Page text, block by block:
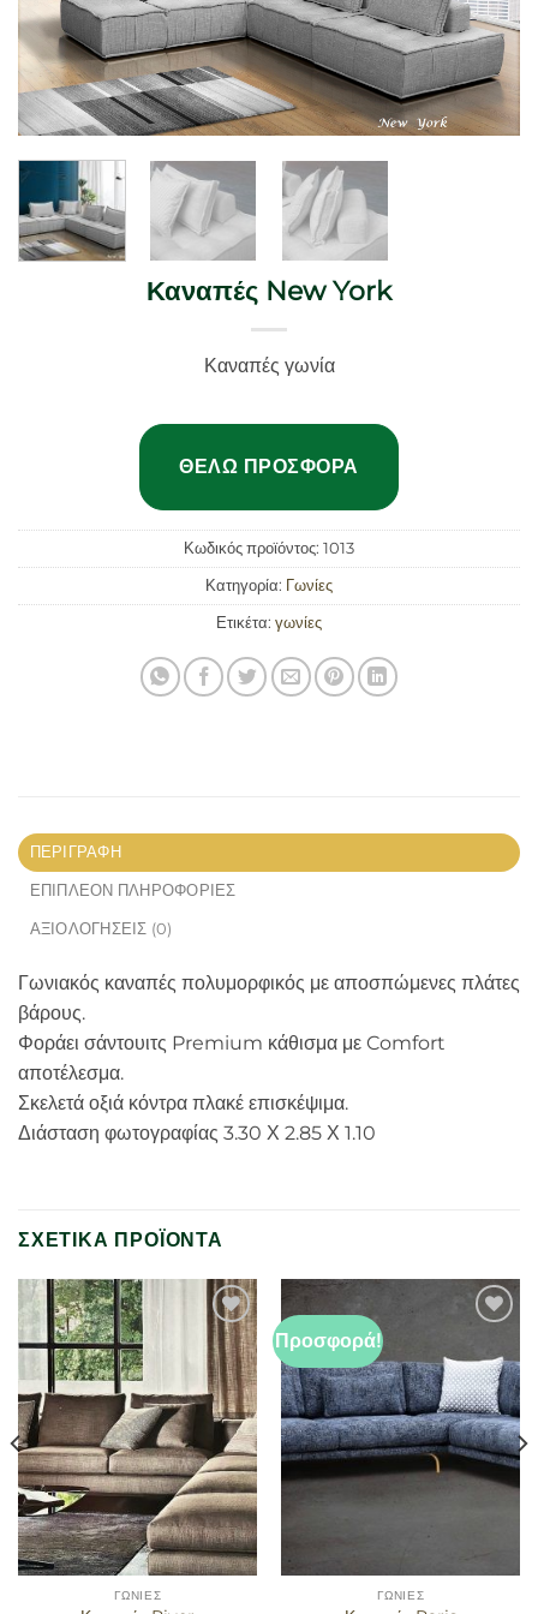
Καναπές New York
Καναπές γωνία
ΘΈΛΩ ΠΡΟΣΦΟΡΆ
Κωδικός προϊόντος: 1013
Κατηγορία: Γωνίες
Ετικέτα: γωνίες
ΠΕΡΙΓΡΑΦΉ
ΕΠΙΠΛΈΟΝ ΠΛΗΡΟΦΟΡΊΕΣ
ΑΞΙΟΛΟΓΉΣΕΙΣ (0)
Γωνιακός καναπές πολυμορφικός με αποσπώμενες πλάτες
βάρους.
Φοράει σάντουιτς Premium κάθισμα με Comfort
αποτέλεσμα.
Σκελετά οξιά κόντρα πλακέ επισκέψιμα.
Διάσταση φωτογραφίας 3.30 Χ 2.85 Χ 1.10
ΣΧΕΤΙΚΆ ΠΡΟΪΌΝΤΑ
Προσθήκη
στα
αγαπημένα
ΓΩΝΊΕΣ
Προσφορά!
στα
αγαπημένα
ΓΩΝΊΕΣ